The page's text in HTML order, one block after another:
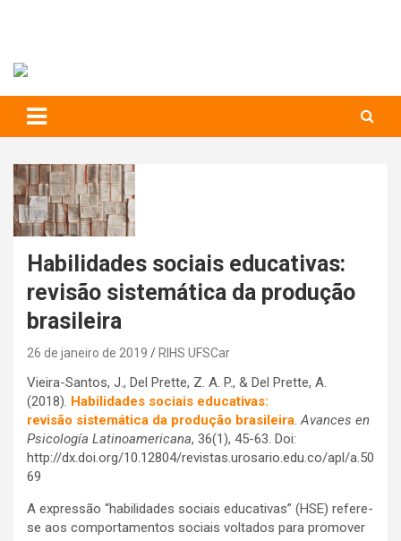
Habilidades sociais educativas:
revisão sistemática da produção
brasileira
26 de janeiro de 2019 RIHS UFSCar
Vieira-Santos, J., Del Prette, Z. A. P., & Del Prette, A.
(2018). Habilidades sociais educativas:
revisão sistemática da produção brasileira.Avances en
Psicología Latinoamericana, 36(1), 45-63. Doi:
http://dx.doi.org/10.12804/revistas.urosario.edu.co/apl/a.50
69
A expressão “habilidades sociais educativas” (HSE) refere-
se aos comportamentos sociais voltados para promover